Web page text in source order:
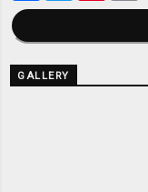
GALLERY